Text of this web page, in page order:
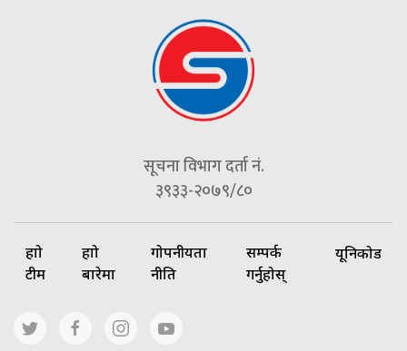
सूचना विभाग दर्ता नं.
३९३३-२०७९/८०
हाम्रो
टीम
हाम्रो
बारेमा
गोपनीयता
नीति
सम्पर्क
गर्नुहोस्
यूनिकोड